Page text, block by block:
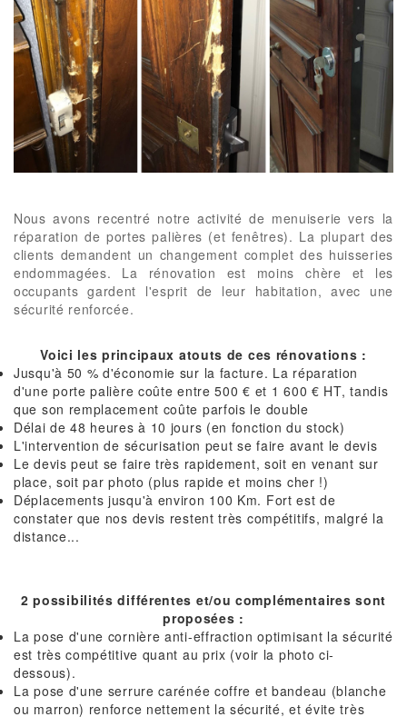
Nous avons recentré notre activité de menuiserie vers la
réparation de portes palières (et fenêtres). La plupart des
clients demandent un changement complet des huisseries
endommagées. La rénovation est moins chère et les
occupants gardent l'esprit de leur habitation, avec une
sécurité renforcée.
Voici les principaux atouts de ces rénovations :
Jusqu'à 50 % d'économie sur la facture. La réparation
d'une porte palière coûte entre 500 € et 1 600 € HT, tandis
que son remplacement coûte parfois le double
Délai de 48 heures à 10 jours (en fonction du stock)
L'intervention de sécurisation peut se faire avant le devis
Le devis peut se faire très rapidement, soit en venant sur
place, soit par photo (plus rapide et moins cher !)
Déplacements jusqu'à environ 100 Km. Fort est de
constater que nos devis restent très compétitifs, malgré la
distance...
2 possibilités différentes et/ou complémentaires sont
proposées :
La pose d'une cornière anti-effraction optimisant la sécurité
est très compétitive quant au prix (voir la photo ci-
dessous).
La pose d'une serrure carénée coffre et bandeau (blanche
ou marron) renforce nettement la sécurité, et évite très